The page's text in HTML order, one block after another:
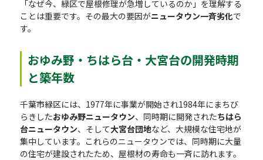
「なぜ今、緑区で屋根修理が急増しているのか」を理解する
ことは重要です。その最大の要因がニュータウン一斉劣化で
す。
おゆみ野・ちはら台・大宮台の開発時期
と築年数
千葉市緑区には、1977年に事業が開始され1984年にまちび
らきしたおゆみ野ニュータウン、同時期に開発されたちはら
台ニュータウン、そして大宮台団地など、大規模な住宅地が
集中しています。これらのニュータウンでは、同時期に大量
の住宅が建設されたため、屋根材の寿命も一斉に訪れます。